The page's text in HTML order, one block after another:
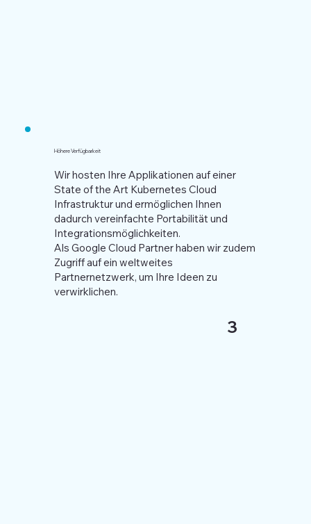
Höhere Verfügbarkeit
Wir hosten Ihre Applikationen auf einer
State of the Art Kubernetes Cloud
Infrastruktur und ermöglichen Ihnen
dadurch vereinfachte Portabilität und
Integrationsmöglichkeiten.
Als Google Cloud Partner haben wir zudem
Zugriff auf ein weltweites
Partnernetzwerk, um Ihre Ideen zu
verwirklichen.
3